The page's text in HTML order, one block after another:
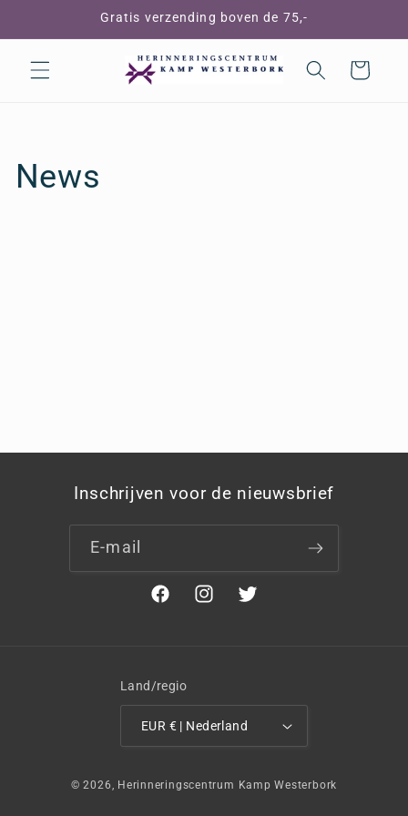
content
Gratis verzending boven de 75,-
Winkelwagen
News
Inschrijven voor de nieuwsbrief
E‑mail
FacebookInstagramTwitter
Land/regio
EUR € | Nederland
© 2026, Herinneringscentrum Kamp Westerbork